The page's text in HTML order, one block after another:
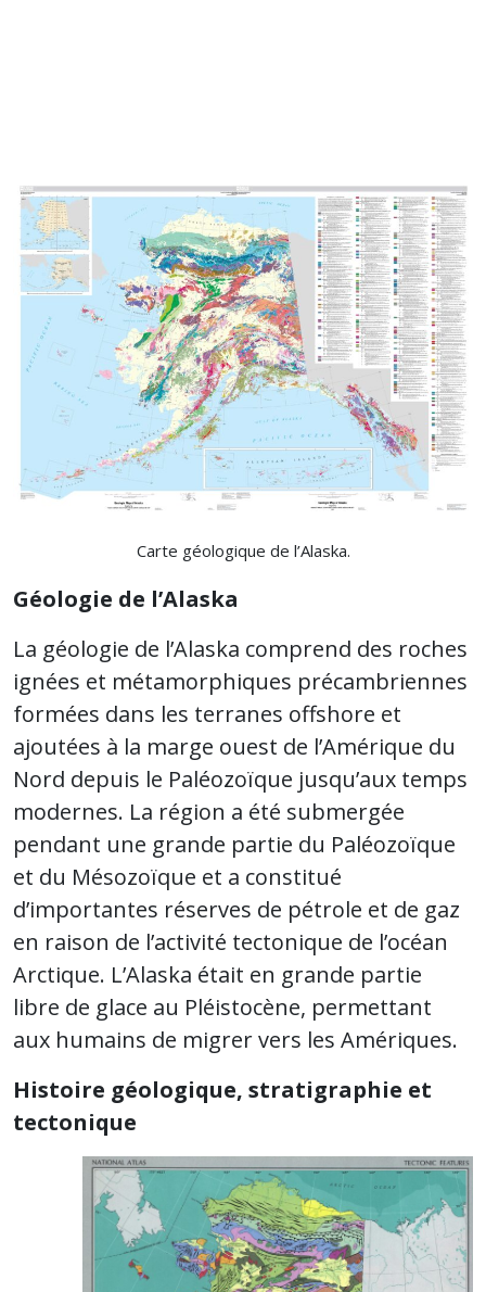
Carte géologique de l’Alaska.
Géologie de l’Alaska
La géologie de l’Alaska comprend des roches
ignées et métamorphiques précambriennes
formées dans les terranes offshore et
ajoutées à la marge ouest de l’Amérique du
Nord depuis le Paléozoïque jusqu’aux temps
modernes. La région a été submergée
pendant une grande partie du Paléozoïque
et du Mésozoïque et a constitué
d’importantes réserves de pétrole et de gaz
en raison de l’activité tectonique de l’océan
Arctique. L’Alaska était en grande partie
libre de glace au Pléistocène, permettant
aux humains de migrer vers les Amériques.
Histoire géologique, stratigraphie et
tectonique